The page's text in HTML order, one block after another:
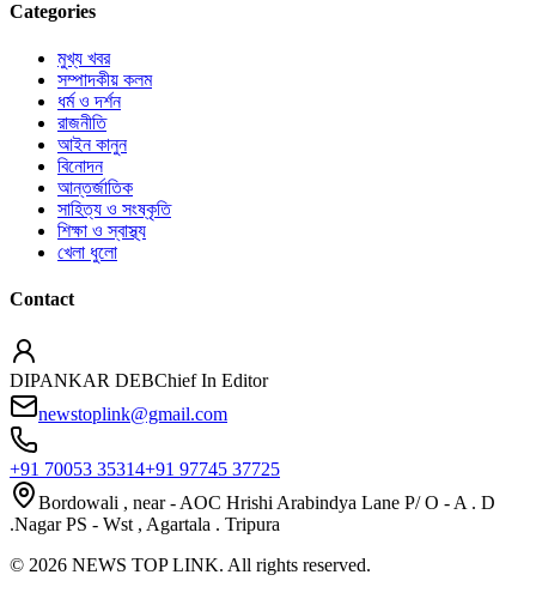
Categories
মুখ্য খবর
সম্পাদকীয় কলম
ধর্ম ও দর্শন
রাজনীতি
আইন কানুন
বিনোদন
আন্তর্জাতিক
সাহিত্য ও সংষ্কৃতি
শিক্ষা ও স্বাস্থ্য
খেলা ধুলো
Contact
DIPANKAR DEBChief In Editor
newstoplink@gmail.com
+91 70053 35314+91 97745 37725
Bordowali , near - AOC Hrishi Arabindya Lane P/ O - A . D
.Nagar PS - Wst , Agartala . Tripura
© 2026 NEWS TOP LINK. All rights reserved.